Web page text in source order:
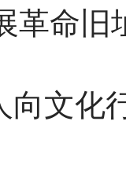
革命旧
向文化